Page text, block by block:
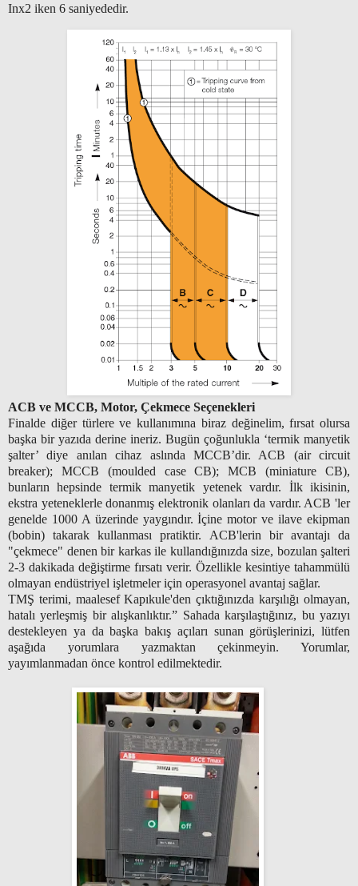
Inx2 iken 6 saniyededir.
ACB ve MCCB, Motor, Çekmece Seçenekleri
Finalde diğer türlere ve kullanımına biraz değinelim, fırsat olursa
başka bir yazıda derine ineriz. Bugün çoğunlukla ‘termik manyetik
şalter’ diye anılan cihaz aslında MCCB’dir. ACB (air circuit
breaker); MCCB (moulded case CB); MCB (miniature CB),
bunların hepsinde termik manyetik yetenek vardır. İlk ikisinin,
ekstra yeteneklerle donanmış elektronik olanları da vardır. ACB 'ler
genelde 1000 A üzerinde yaygındır. İçine motor ve ilave ekipman
(bobin) takarak kullanması pratiktir. ACB'lerin bir avantajı da
"çekmece" denen bir karkas ile kullandığınızda size, bozulan şalteri
2-3 dakikada değiştirme fırsatı verir. Özellikle kesintiye tahammülü
olmayan endüstriyel işletmeler için operasyonel avantaj sağlar.
TMŞ terimi, maalesef Kapıkule'den çıktığınızda karşılığı olmayan,
hatalı yerleşmiş bir alışkanlıktır.” Sahada karşılaştığınız, bu yazıyı
destekleyen ya da başka bakış açıları sunan görüşlerinizi, lütfen
aşağıda yorumlara yazmaktan çekinmeyin. Yorumlar,
yayımlanmadan önce kontrol edilmektedir.